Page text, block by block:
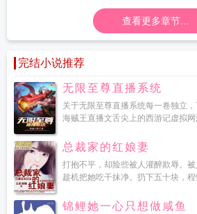
查看更多章节...
完结小说推荐
无限至尊直播系统
关于无限至尊直播系统每一卷独立
海贼王直播文舌尖上的西游记虚拟网
总裁家的红娘妻
打抱不平，却险些被人灌醉欺辱。
趁机把她吃干抹净。扔下五十块，
锦鲤她一心只想做咸鱼